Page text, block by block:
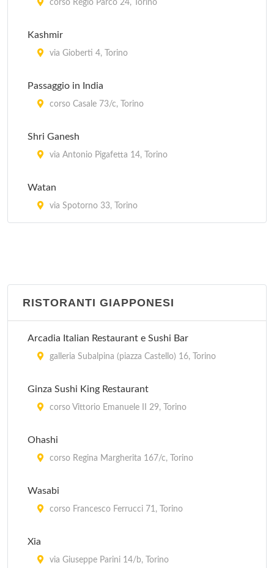
corso Regio Parco 24, Torino
Kashmir
via Gioberti 4, Torino
Passaggio in India
corso Casale 73/c, Torino
Shri Ganesh
via Antonio Pigafetta 14, Torino
Watan
via Spotorno 33, Torino
RISTORANTI GIAPPONESI
Arcadia Italian Restaurant e Sushi Bar
galleria Subalpina (piazza Castello) 16, Torino
Ginza Sushi King Restaurant
corso Vittorio Emanuele II 29, Torino
Ohashi
corso Regina Margherita 167/c, Torino
Wasabi
corso Francesco Ferrucci 71, Torino
Xia
via Giuseppe Parini 14/b, Torino